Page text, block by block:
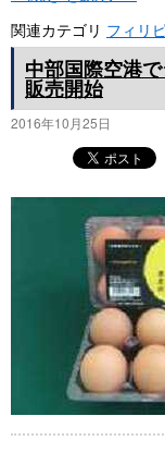
関連カテゴリ フィリ
中部国際空港
販売開始
2016年10月25日